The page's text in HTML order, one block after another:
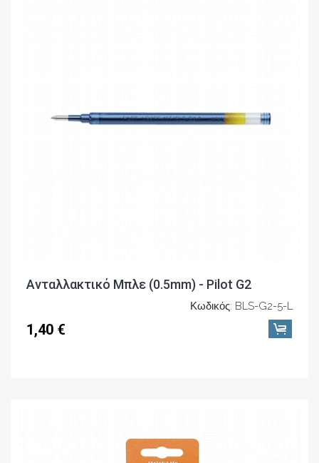
Ανταλλακτικό Μπλε (0.5mm) - Pilot G2
Κωδικός: BLS-G2-5-L
1,40 €